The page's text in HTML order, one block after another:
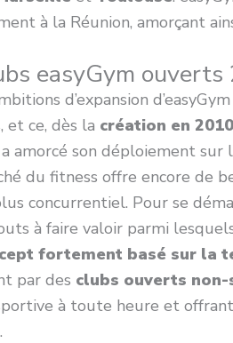
à la Réunion, amorçant
easyGym
d’expansion
et ce, dès la création en 2010
a amorcé son déploiement
du fitness offre encore de
concurrentiel. Pour se
à faire valoir parmi
fortement basé sur la
par des clubs ouverts
à toute heure et
.